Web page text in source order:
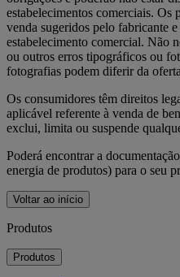
estabelecimentos comerciais. Os
venda sugeridos pelo fabricante
estabelecimento comercial. Não
ou outros erros tipográficos ou
fotografias podem diferir da
Os consumidores têm direitos
aplicável referente à venda de
exclui, limita ou suspende
Poderá encontrar a
energia de produtos) para o seu
Voltar ao início
Produtos
Produtos